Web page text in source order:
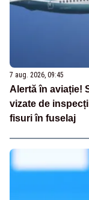
7 aug. 2026, 09:45
Alertă în aviație!
vizate de
fisuri în fuselaj